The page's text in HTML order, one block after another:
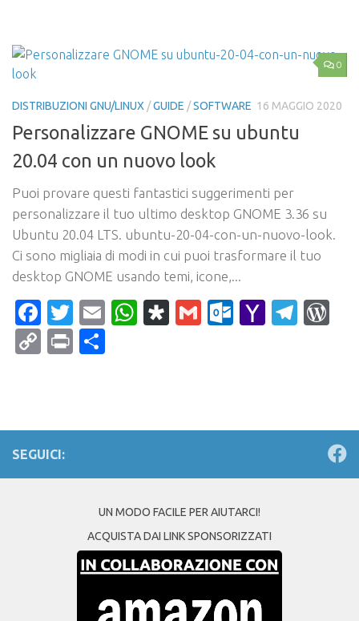
0
DISTRIBUZIONI GNU/LINUX /GUIDE /SOFTWARE 16 MAGGIO 2020
Personalizzare GNOME su ubuntu
20.04 con un nuovo look
Puoi provare questi fantastici suggerimenti per
personalizzare il tuo ultimo desktop GNOME 3.36 su
Ubuntu 20.04 LTS. ubuntu-20-04-con-un-nuovo-look.
Ci sono migliaia di modi in cui puoi trasformare il tuo
desktop GNOME usando temi, icone,...
Facebook
Twitter
EmailWhatsApp
Diaspora
Gmail Yahoo
CopyPrint
SEGUICI:
UN MODO FACILE PER AIUTARCI!
ACQUISTA DAI LINK SPONSORIZZATI